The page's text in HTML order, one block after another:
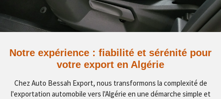
Notre expérience : fiabilité et sérénité pour
votre export en Algérie
Chez Auto Bessah Export, nous transformons la complexité de
l'exportation automobile vers l'Algérie en une démarche simple et